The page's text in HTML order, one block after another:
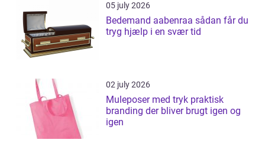
05 july 2026
Bedemand aabenraa sådan får du
tryg hjælp i en svær tid
02 july 2026
Muleposer med tryk praktisk
branding der bliver brugt igen og
igen